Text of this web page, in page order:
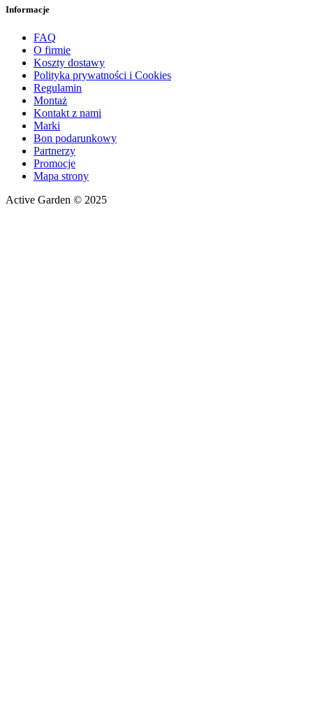
Informacje
FAQ
O firmie
Koszty dostawy
Polityka prywatności i Cookies
Regulamin
Montaż
Kontakt z nami
Marki
Bon podarunkowy
Partnerzy
Promocje
Mapa strony
Active Garden © 2025